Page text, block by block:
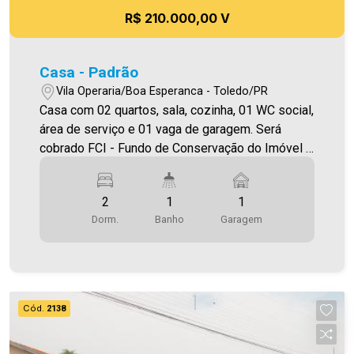
R$ 210.000,00 V
Casa - Padrão
Vila Operaria/Boa Esperanca - Toledo/PR
Casa com 02 quartos, sala, cozinha, 01 WC social,
área de serviço e 01 vaga de garagem. Será
cobrado FCI - Fundo de Conservação do Imóvel -
detalhes sobre o FCI no menu LOCAÇÃO em
2
Dorm.
1
Banho
1
Garagem
Cód. 2138